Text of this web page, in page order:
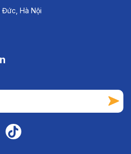
Đức, Hà Nội